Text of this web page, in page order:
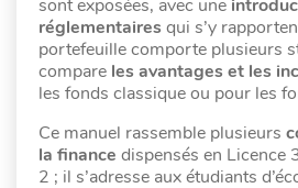
sont exposées, avec une
réglementaires qui s’y
portefeuille comporte plusieurs
compare les avantages et les
les fonds classique ou pour les
Ce manuel rassemble plusieurs
la finance dispensés en Licence
2 ; il s’adresse aux étudiants